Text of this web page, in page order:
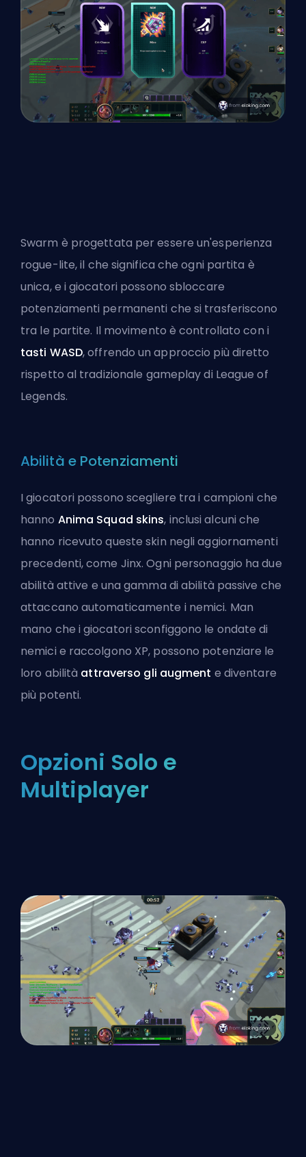
Swarm è progettata per essere un'esperienza
rogue-lite, il che significa che ogni partita è
unica, e i giocatori possono sbloccare
potenziamenti permanenti che si trasferiscono
tra le partite. Il movimento è controllato con i
tasti WASD, offrendo un approccio più diretto
rispetto al tradizionale gameplay di League of
Legends.
Abilità e Potenziamenti
I giocatori possono scegliere tra i campioni che
hanno Anima Squad skins, inclusi alcuni che
hanno ricevuto queste skin negli aggiornamenti
precedenti, come Jinx. Ogni personaggio ha due
abilità attive e una gamma di abilità passive che
attaccano automaticamente i nemici. Man
mano che i giocatori sconfiggono le ondate di
nemici e raccolgono XP, possono potenziare le
loro abilità attraverso gli augment e diventare
più potenti.
Opzioni Solo e
Multiplayer